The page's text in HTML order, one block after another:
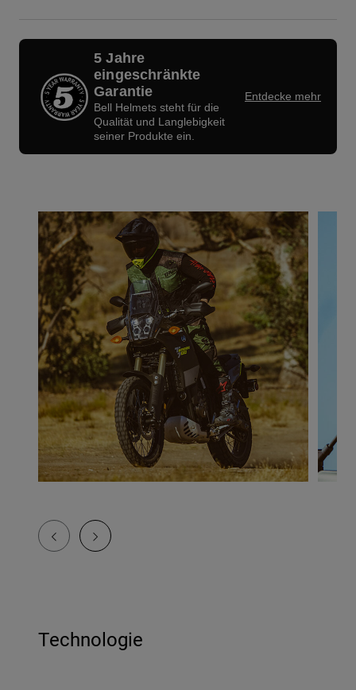
5 Jahre
eingeschränkte
Garantie
Bell Helmets steht für die
Qualität und Langlebigkeit
seiner Produkte ein.
Entdecke mehr
Technologie